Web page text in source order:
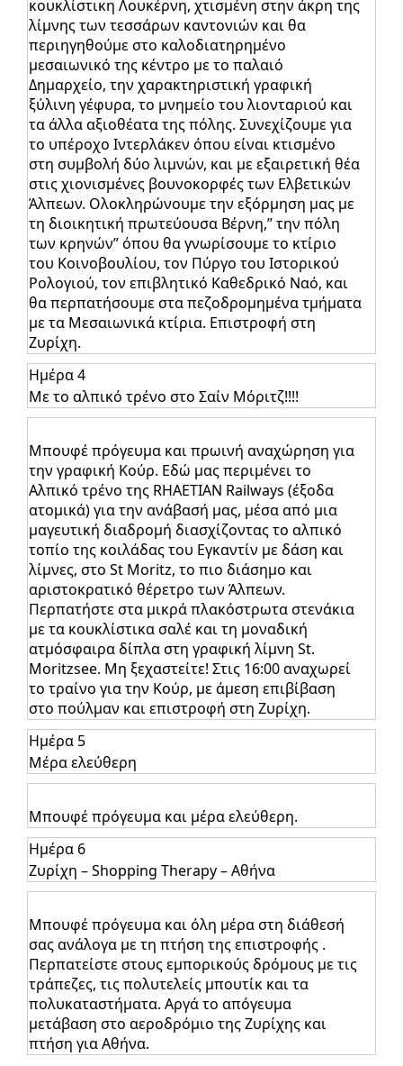
κουκλίστικη Λουκέρνη, χτισμένη στην άκρη της
λίμνης των τεσσάρων καντονιών και θα
περιηγηθούμε στο καλοδιατηρημένο
μεσαιωνικό της κέντρο με το παλαιό
Δημαρχείο, την χαρακτηριστική γραφική
ξύλινη γέφυρα, το μνημείο του λιονταριού και
τα άλλα αξιοθέατα της πόλης. Συνεχίζουμε για
το υπέροχο Ιντερλάκεν όπου είναι κτισμένο
στη συμβολή δύο λιμνών, και με εξαιρετική θέα
στις χιονισμένες βουνοκορφές των Ελβετικών
Άλπεων. Ολοκληρώνουμε την εξόρμηση μας με
τη διοικητική πρωτεύουσα Βέρνη,” την πόλη
των κρηνών” όπου θα γνωρίσουμε το κτίριο
του Κοινοβουλίου, τον Πύργο του Ιστορικού
Ρολογιού, τον επιβλητικό Καθεδρικό Ναό, και
θα περπατήσουμε στα πεζοδρομημένα τμήματα
με τα Μεσαιωνικά κτίρια. Επιστροφή στη
Ζυρίχη.
Ημέρα 4
Με το αλπικό τρένο στο Σαίν Μόριτζ!!!!
Μπουφέ πρόγευμα και πρωινή αναχώρηση για
την γραφική Κούρ. Εδώ μας περιμένει το
Αλπικό τρένο της RHAETIAN Railways (έξοδα
ατομικά) για την ανάβασή μας, μέσα από μια
μαγευτική διαδρομή διασχίζοντας το αλπικό
τοπίο της κοιλάδας του Εγκαντίν με δάση και
λίμνες, στο St Moritz, το πιο διάσημο και
αριστοκρατικό θέρετρο των Άλπεων.
Περπατήστε στα μικρά πλακόστρωτα στενάκια
με τα κουκλίστικα σαλέ και τη μοναδική
ατμόσφαιρα δίπλα στη γραφική λίμνη St.
Moritzsee. Mη ξεχαστείτε! Στις 16:00 αναχωρεί
το τραίνο για την Κούρ, με άμεση επιβίβαση
στο πούλμαν και επιστροφή στη Ζυρίχη.
Ημέρα 5
Μέρα ελεύθερη
Μπουφέ πρόγευμα και μέρα ελεύθερη.
Ημέρα 6
Ζυρίχη – Shopping Therapy – Αθήνα
Μπουφέ πρόγευμα και όλη μέρα στη διάθεσή
σας ανάλογα με τη πτήση της επιστροφής .
Περπατείστε στους εμπορικούς δρόμους με τις
τράπεζες, τις πολυτελείς μπουτίκ και τα
πολυκαταστήματα. Αργά το απόγευμα
μετάβαση στο αεροδρόμιο της Ζυρίχης και
πτήση για Αθήνα.